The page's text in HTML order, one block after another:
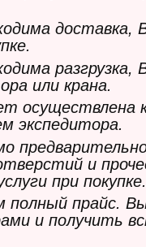
или крана.
осуществлена
экспедитора.
и
при покупке.
полный прайс.
и получить